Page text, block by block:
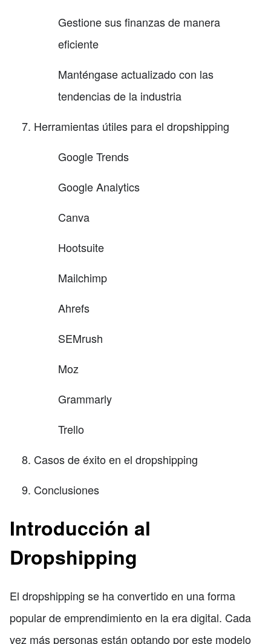
Gestione sus finanzas de manera
eficiente
Manténgase actualizado con las
tendencias de la industria
Herramientas útiles para el dropshipping
Google Trends
Google Analytics
Canva
Hootsuite
Mailchimp
Ahrefs
SEMrush
Moz
Grammarly
Trello
Casos de éxito en el dropshipping
Conclusiones
Introducción al
Dropshipping
El dropshipping se ha convertido en una forma
popular de emprendimiento en la era digital. Cada
vez más personas están optando por este modelo